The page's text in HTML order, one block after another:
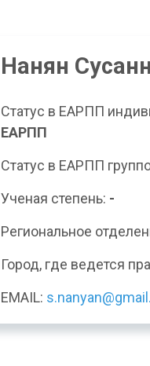
Нанян
Статус в ЕАРПП
ЕАРПП
Статус в ЕАРПП
Ученая степень: -
Региональное
Город, где ведется
EMAIL: